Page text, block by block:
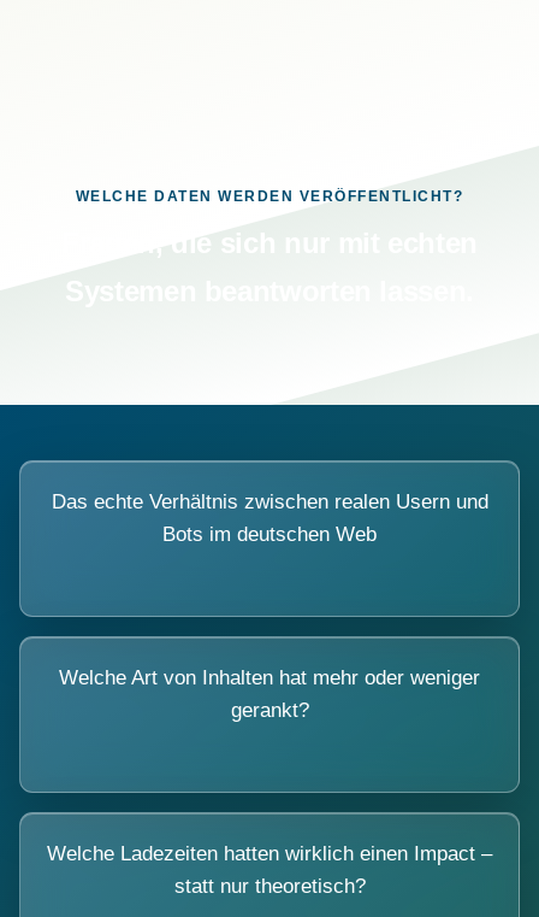
WELCHE DATEN WERDEN VERÖFFENTLICHT?
Das echte Verhältnis zwischen realen Usern und
Bots im deutschen Web
Welche Art von Inhalten hat mehr oder weniger
gerankt?
Welche Ladezeiten hatten wirklich einen Impact –
statt nur theoretisch?